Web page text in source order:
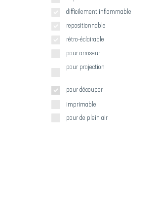
difficilement inflammable
repositionnable
rétro-éclairable
pour arroseur
pour projection
pour découper
imprimable
pour de plein air